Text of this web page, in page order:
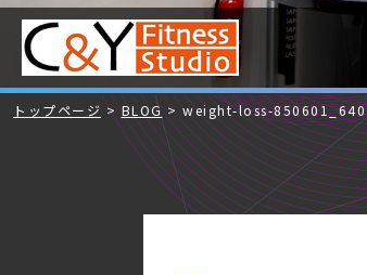
トップページ BLOG weight-loss-850601_640